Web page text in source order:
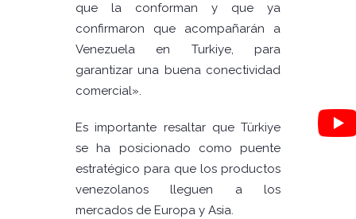
que la conforman y que ya
confirmaron que acompañarán a
Venezuela en Turkiye, para
garantizar una buena conectividad
comercial».
Es importante resaltar que Türkiye
se ha posicionado como puente
estratégico para que los productos
venezolanos lleguen a los
mercados de Europa y Asia.